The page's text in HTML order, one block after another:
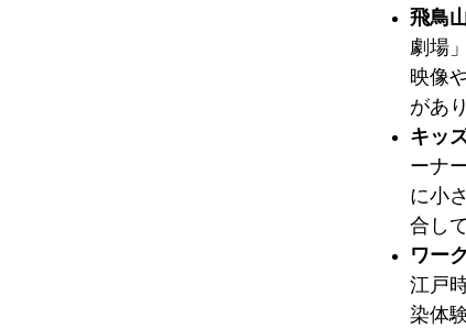
飛鳥
劇場
映像
があ
キッ
ーナ
に小
合し
ワー
江戸
染体